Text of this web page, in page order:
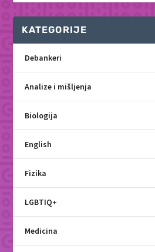
KATEGORIJE
Debankeri
Analize i mišljenja
Biologija
English
Fizika
LGBTIQ+
Medicina